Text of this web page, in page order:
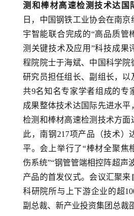
测和棒材高速检测技术达国
日，中国钢铁工业协会在南
宇智能联合完成的“高品质管
测关键技术及应用”科技成果
程院院士于海斌、中国科学院
研究员担任组长、副组长，以
共9名知名专家学者组成的专
成果整体技术达国际先进水平
检测和棒材高速检测技术方面
此，南钢217项产品（技术）
平。会上举行了“棒材全聚焦
伤系统”“钢管管端相控阵超声
产品的首发仪式。会议汇聚来
科研院所与上下游企业的超
副总裁、新产业投资集团总裁